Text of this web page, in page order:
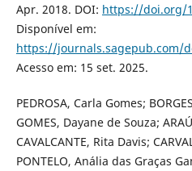
Apr. 2018. DOI: https://doi.org/
Disponível em:
https://journals.sagepub.com/
Acesso em: 15 set. 2025.
PEDROSA, Carla Gomes;
GOMES, Dayane de Souza;
CAVALCANTE, Rita Davis;
PONTELO, Anália das Graças